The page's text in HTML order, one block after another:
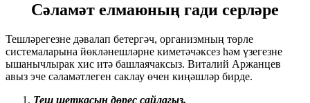
Сәламәт елмаюның гади серләре
Тешләрегезне дәвалап бетергәч, организмның төрле
системаларына йөкләнешләрне киметәчәксез һәм үзегезне
ышанычлырак хис итә башлаячаксыз. Виталий Аржанцев
авыз эче сәламәтлеген саклау өчен киңәшләр бирде.
Теш щеткасын дөрес сайлагыз.